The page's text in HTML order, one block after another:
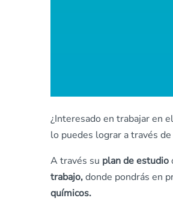
¿Interesado en trabajar en
lo puedes lograr a través
A través su plan de estudio
trabajo,donde pondrás en
químicos.